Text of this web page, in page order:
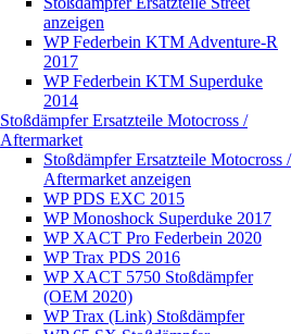
anzeigen
WP Federbein KTM Adventure-R
2017
WP Federbein KTM Superduke
2014
Stoßdämpfer Ersatzteile Motocross /
Aftermarket
Stoßdämpfer Ersatzteile Motocross /
Aftermarket anzeigen
WP PDS EXC 2015
WP Monoshock Superduke 2017
WP XACT Pro Federbein 2020
WP Trax PDS 2016
WP XACT 5750 Stoßdämpfer
(OEM 2020)
WP Trax (Link) Stoßdämpfer